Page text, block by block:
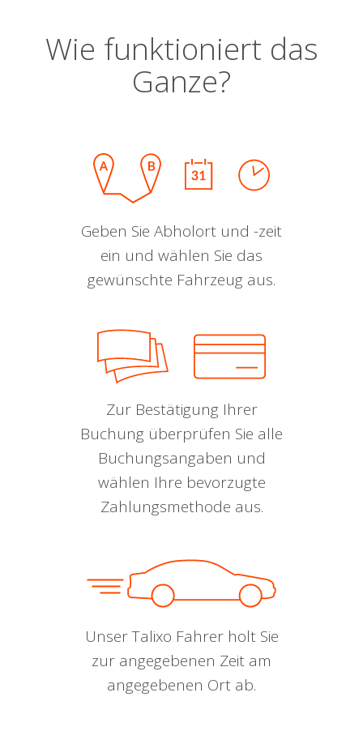
Wie funktioniert das
Ganze?
Geben Sie Abholort und -zeit
ein und wählen Sie das
gewünschte Fahrzeug aus.
Zur Bestätigung Ihrer
Buchung überprüfen Sie alle
Buchungsangaben und
wählen Ihre bevorzugte
Zahlungsmethode aus.
Unser Talixo Fahrer holt Sie
zur angegebenen Zeit am
angegebenen Ort ab.